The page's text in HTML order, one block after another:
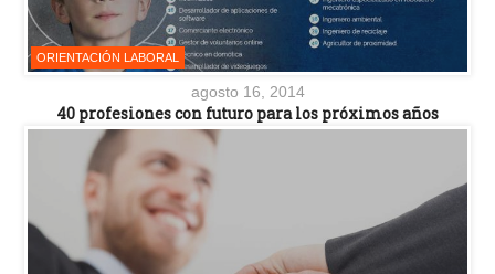
ORIENTACIÓN LABORAL
agosto 16, 2014
40 profesiones con futuro para los próximos años